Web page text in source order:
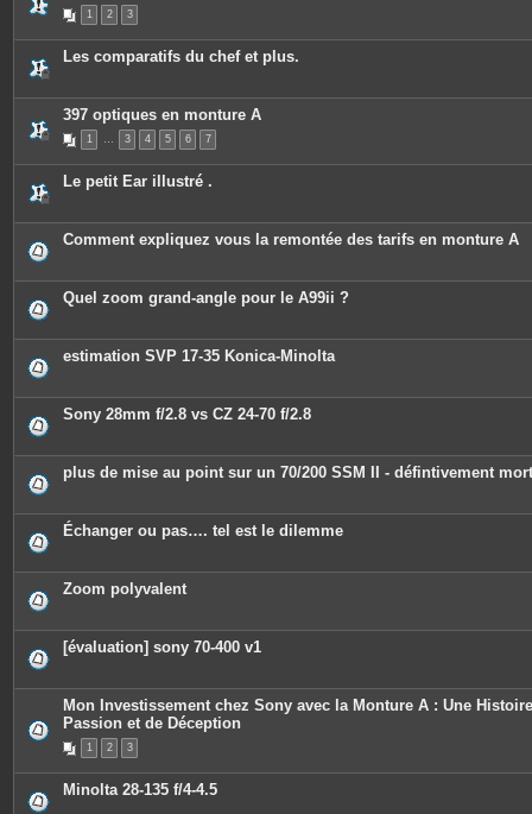
1 2 3
Les comparatifs du chef et plus.
397 optiques en monture A
1 … 3 4 5 6 7
Le petit Ear illustré .
Comment expliquez vous la remontée des tarifs en monture A
Quel zoom grand-angle pour le A99ii ?
estimation SVP 17-35 Konica-Minolta
Sony 28mm f/2.8 vs CZ 24-70 f/2.8
plus de mise au point sur un 70/200 SSM II - défintivement
Échanger ou pas…. tel est le dilemme
Zoom polyvalent
[évaluation] sony 70-400 v1
Mon Investissement chez Sony avec la Monture A : Une
Passion et de Déception
1 2 3
Minolta 28-135 f/4-4.5